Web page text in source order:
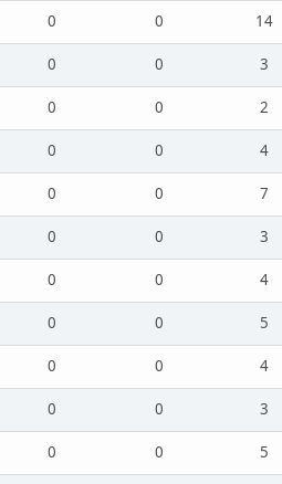
0 0
14
0 0
3
0 0
2
0 0
4
0 0
7
0 0
3
0 0
4
0 0
5
0 0
4
0 0
3
0 0
5